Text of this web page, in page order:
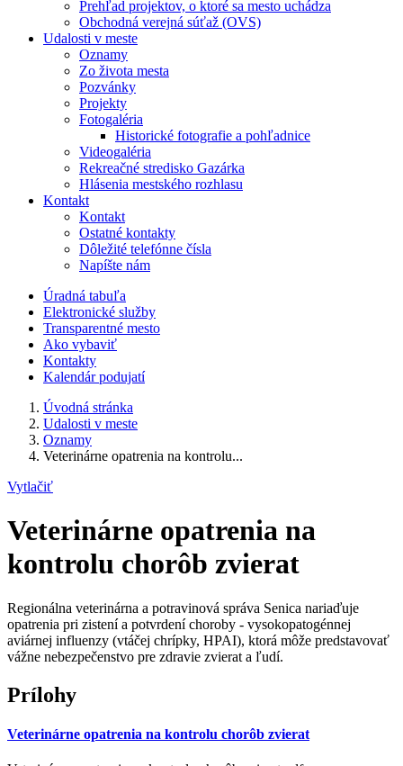
Prehľad projektov, o ktoré sa mesto uchádza
Obchodná verejná súťaž (OVS)
Udalosti v meste
Oznamy
Zo života mesta
Pozvánky
Projekty
Fotogaléria
Historické fotografie a pohľadnice
Videogaléria
Rekreačné stredisko Gazárka
Hlásenia mestského rozhlasu
Kontakt
Kontakt
Ostatné kontakty
Dôležité telefónne čísla
Napíšte nám
Úradná tabuľa
Elektronické služby
Transparentné mesto
Ako vybaviť
Kontakty
Kalendár podujatí
Úvodná stránka
Udalosti v meste
Oznamy
Veterinárne opatrenia na kontrolu...
Vytlačiť
Veterinárne opatrenia na
kontrolu chorôb zvierat
Regionálna veterinárna a potravinová správa Senica nariaďuje
opatrenia pri zistení a potvrdení choroby - vysokopatogénnej
aviárnej influenzy (vtáčej chrípky, HPAI), ktorá môže predstavovať
vážne nebezpečenstvo pre zdravie zvierat a ľudí.
Prílohy
Veterinárne opatrenia na kontrolu chorôb zvierat